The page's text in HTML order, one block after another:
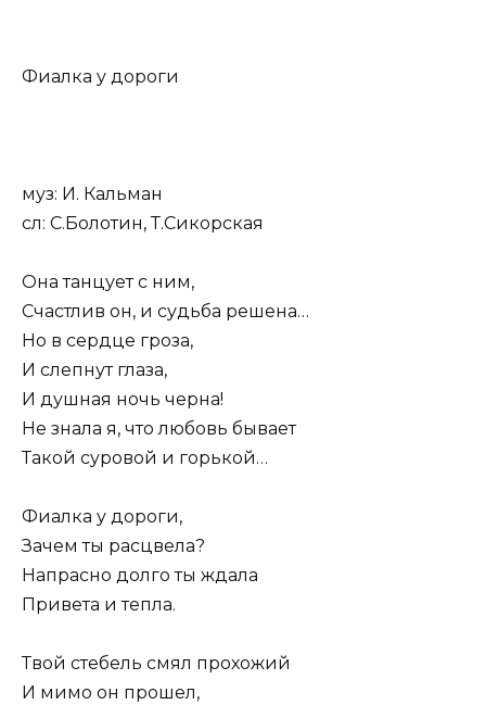
Фиалка у дороги
муз: И. Кальман
сл: С.Болотин, Т.Сикорская
Она танцует с ним,
Счастлив он, и судьба решена…
Но в сердце гроза,
И слепнут глаза,
И душная ночь черна!
Не знала я, что любовь бывает
Такой суровой и горькой…
Фиалка у дороги,
Зачем ты расцвела?
Напрасно долго ты ждала
Привета и тепла.
Твой стебель смял прохожий
И мимо он прошел,